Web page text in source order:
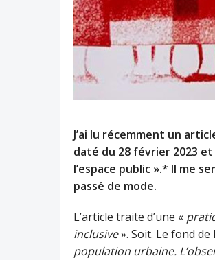
J’ai lu récemment un
daté du 28 février 2023
l’espace public ».* Il me
passé de mode.
L’article traite d’une «
inclusive». Soit. Le fond de
population urbaine.